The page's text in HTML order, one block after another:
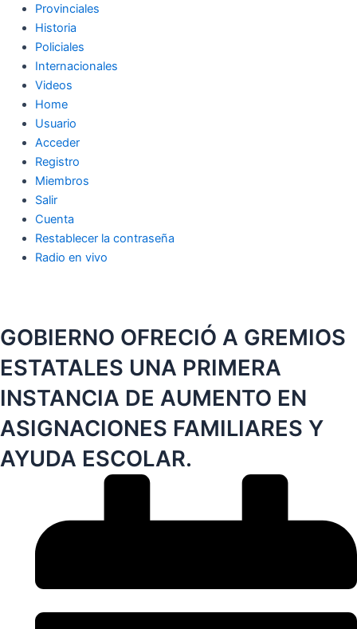
Provinciales
Historia
Policiales
Internacionales
Videos
Home
Usuario
Acceder
Registro
Miembros
Salir
Cuenta
Restablecer la contraseña
Radio en vivo
GOBIERNO OFRECIÓ A GREMIOS
ESTATALES UNA PRIMERA
INSTANCIA DE AUMENTO EN
ASIGNACIONES FAMILIARES Y
AYUDA ESCOLAR.